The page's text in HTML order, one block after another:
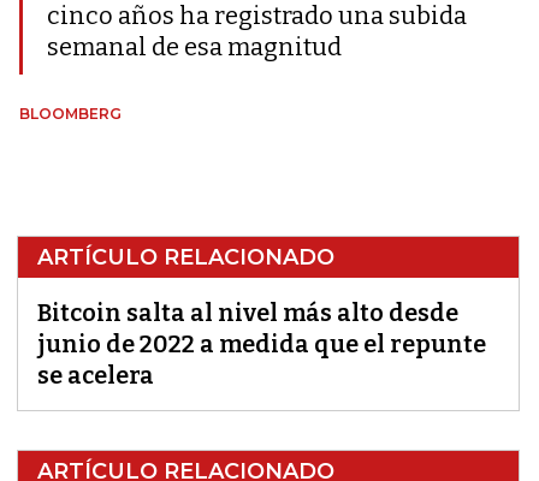
cinco años ha registrado una subida
semanal de esa magnitud
BLOOMBERG
ARTÍCULO RELACIONADO
Bitcoin salta al nivel más alto desde
junio de 2022 a medida que el repunte
se acelera
ARTÍCULO RELACIONADO